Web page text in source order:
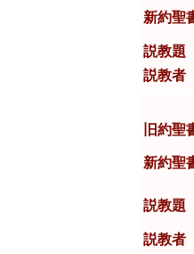
新約聖
説教題
説教者
旧約聖
新約聖
説教題
説教者